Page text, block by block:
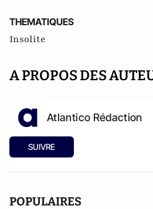
THEMATIQUES
Insolite
A PROPOS DES
Atlantico Rédaction
SUIVRE
POPULAIRES